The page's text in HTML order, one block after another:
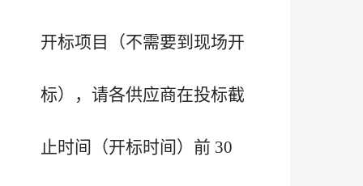
开标项目（不需要到现场开
标），请各供应商在投标截
止时间（开标时间）前 30